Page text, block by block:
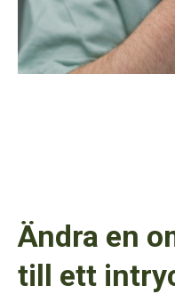
Ändra en
till ett